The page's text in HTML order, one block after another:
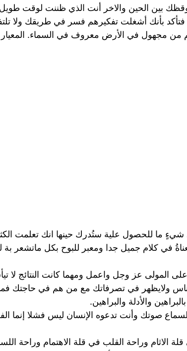
بين الحين والاخر أنت الذي ظننت لوقت
فتأكد بأنك أشغلت تفكيرهم فسر في طريقك ولا
مجهول في الأرض معروف في السماء. المعيار
ما للحصول علية ستُدرك حينها انك تعلمت
في كلام جميل جدا ومعبر للبوح بكل ماتشعر بة
المولى عز وجل واعمل ومهما كانت النتائج لا
الناس ولايظهر في تصرفاتك مع من هم في حاجتك
والأدلة والبراهين.
لسماع صوتك وأنت تدعوه الإنسان ليس فشلا
الاثام وراحة القلب في قلة الاهتمام وراحة